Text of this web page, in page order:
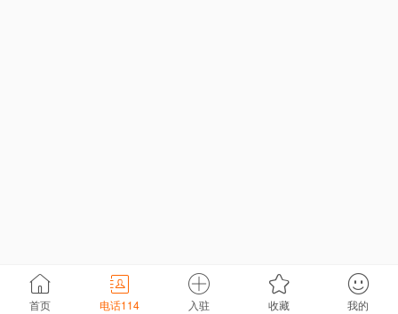
首页 电话114 入驻 收藏 我的